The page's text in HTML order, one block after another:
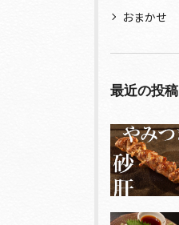
おまかせ
最近の投稿